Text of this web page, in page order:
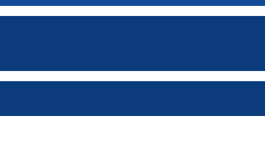
Завадського
соціально-економічними системами»
і адміністрування"